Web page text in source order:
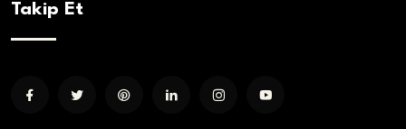
Takip Et